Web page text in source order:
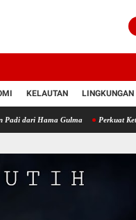
KELAUTAN
Gulma Perkuat Ketahanan